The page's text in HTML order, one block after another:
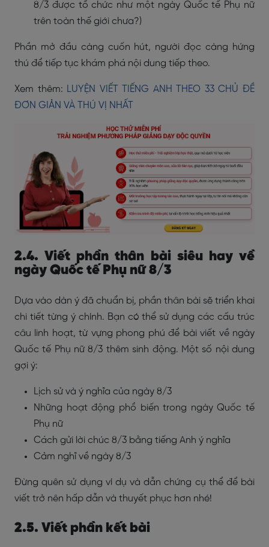
8/3 được tổ chức như một ngày Quốc tế Phụ nữ
trên toàn thế giới chưa?)
Phần mở đầu càng cuốn hút, người đọc càng hứng
thú để tiếp tục khám phá nội dung tiếp theo.
Xem thêm: LUYỆN VIẾT TIẾNG ANH THEO 33 CHỦ ĐỀ
ĐƠN GIẢN VÀ THÚ VỊ NHẤT
2.4. Viết phần thân bài siêu hay về
ngày Quốc tế Phụ nữ 8/3
Dựa vào dàn ý đã chuẩn bị, phần thân bài sẽ triển khai
chi tiết từng ý chính. Bạn có thể sử dụng các cấu trúc
câu linh hoạt, từ vựng phong phú để bài viết về ngày
Quốc tế Phụ nữ 8/3 thêm sinh động. Một số nội dung
gợi ý:
Lịch sử và ý nghĩa của ngày 8/3
Những hoạt động phổ biến trong ngày Quốc tế
Phụ nữ
Cách gửi lời chúc 8/3 bằng tiếng Anh ý nghĩa
Cảm nghĩ về ngày 8/3
Đừng quên sử dụng ví dụ và dẫn chứng cụ thể để bài
viết trở nên hấp dẫn và thuyết phục hơn nhé!
2.5. Viết phần kết bài